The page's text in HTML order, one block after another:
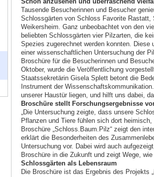
Tausende Besucherinnen und Besucher
Schlossgärten von Schloss Favorite
Weikersheim. Ganz unbeobachtet von den
beliebten Schlossgärten vier Pilzarten, die
Spezies zugerechnet werden konnten. Diese
einer wissenschaftlichen Untersuchung der
Broschüre für die Besucherinnen und
Oktober, wurde die Veröffentlichung
Staatssekretärin Gisela Splett betont die
Instrument der
unserer Haustür liegen, und hilft uns dabei,
Broschüre stellt Forschungsergebnisse
„Die Untersuchung zeigte, dass unsere
Pflanzen und Tiere fühlen sich dort
Broschüre „Schloss.Baum.Pilz“ zeigt den
erklärt die Besonderheiten des
Untersuchung vor. Dabei wird auch
Broschüre in die Zukunft und zeigt Wege,
Schlossgärten als Lebensraum
Die Broschüre ist das Ergebnis des Projekts